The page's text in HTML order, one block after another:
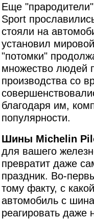
Еще
Sport
стояли на
установил
"потомки"
множество людей
производства со
благодаря им,
популярности.
Шины Michelin
для вашего
превратит даже
праздник. Во-
тому факту, с
автомобиль с
реагировать